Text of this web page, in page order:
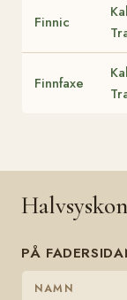
Finnic
Finnfaxe
Halvsyskon
PÅ
NAMN